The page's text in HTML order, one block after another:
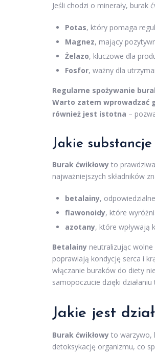
Jeśli chodzi o minerały, burak
Potas, który pomaga
Magnez, mający
Żelazo, kluczowe dla
Fosfor, ważny dla
Regularne spożywanie
Warto zatem wprowadzać
również jest istotna –
Jakie
Burak ćwikłowy to
najważniejszych składników
betalainy,
flawonoidy, które
azotany, które wpływają
Betalainy neutralizując
poprawiają kondycję serca i
włączanie buraków do diety
samopoczucie dzięki
Jakie jest
Burak ćwikłowy to warzywo,
detoksykację organizmu, co